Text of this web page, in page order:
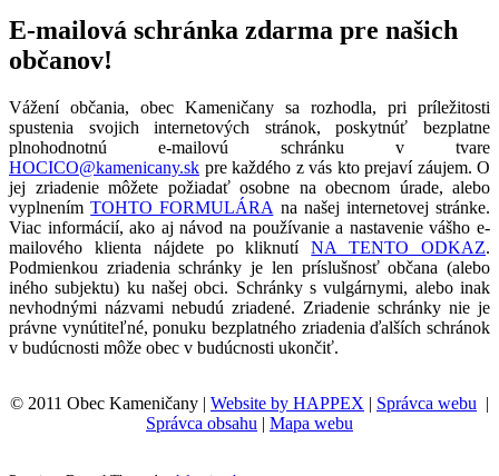
E-mailová schránka zdarma pre našich
občanov!
Vážení občania, obec Kameničany sa rozhodla, pri príležitosti
spustenia svojich internetových stránok, poskytnúť bezplatne
plnohodnotnú e-mailovú schránku v tvare
HOCICO@kamenicany.sk pre každého z vás kto prejaví záujem. O
jej zriadenie môžete požiadať osobne na obecnom úrade, alebo
vyplnenímTOHTO FORMULÁRA na našej internetovej stránke.
Viac informácií, ako aj návod na používanie a nastavenie vášho e-
mailového klienta nájdete po kliknutíNA TENTO ODKAZ.
Podmienkou zriadenia schránky je len príslušnosť občana (alebo
iného subjektu) ku našej obci. Schránky s vulgárnymi, alebo inak
nevhodnými názvami nebudú zriadené. Zriadenie schránky nie je
právne vynútiteľné, ponuku bezplatného zriadenia ďalších schránok
v budúcnosti môže obec v budúcnosti ukončiť.
© 2011 Obec Kameničany | Website by HAPPEX | Správca webu |
Správca obsahu | Mapa webu